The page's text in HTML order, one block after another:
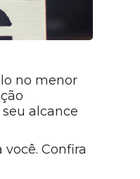
no menor
alcance
Confira